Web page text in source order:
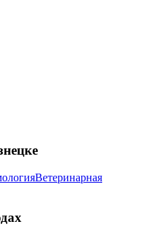
Ветеринарная